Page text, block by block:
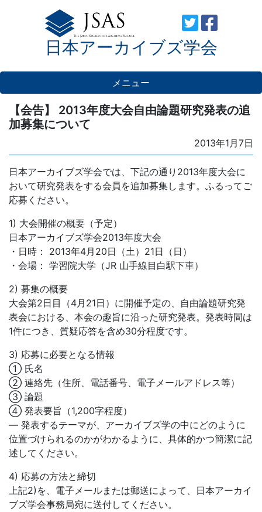
日本アーカイブズ学会
メニュー
【会告】 2013年度大会自由論題研究発表の追
加募集について
Posted
on
2013年1月7日
日本アーカイブズ学会では、下記の通り2013年度大会に
おいて研究発表をする会員を追加募集します。ふるってご
応募ください。
1) 大会開催の概要（予定）
日本アーカイブズ学会2013年度大会
・日時： 2013年4月20日（土）21日（日）
・会場： 学習院大学（JR 山手線目白駅下車）
2) 募集の概要
大会第2日目（4月21日）に開催予定の、自由論題研究発
表会における、本会の趣旨に沿った研究発表。発表時間は
1件につき、質疑応答を含め30分程度です。
3) 応募に必要となる情報
① 氏名
② 連絡先（住所、電話番号、電子メールアドレス等）
③ 論題
④ 発表要旨（1,200字程度）
― 発表するテーマが、アーカイブズ学の中にどのように
位置づけられるのかがわかるように、具体的かつ簡潔に記
述してください。
4) 応募の方法と締切
上記2)を、電子メールまたは郵送によって、日本アーカイ
ブズ学会事務局宛に送付してください。